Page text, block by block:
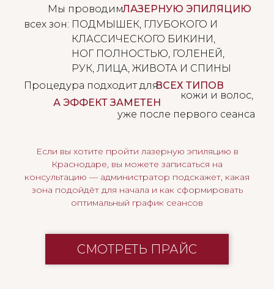
ПОДМЫШЕК, ГЛУБОКОГО И
КЛАССИЧЕСКОГО БИКИНИ,
НОГ ПОЛНОСТЬЮ, ГОЛЕНЕЙ,
РУК, ЛИЦА, ЖИВОТА И СПИНЫ
ЛАЗЕРНУЮ ЭПИЛЯЦИЮ
всех зон:
Мы проводим
А ЭФФЕКТ ЗАМЕТЕН
уже после первого сеанса
ВСЕХ ТИПОВ
кожи и волос,
Процедура подходит для
Если вы хотите пройти лазерную эпиляцию в
Краснодаре, вы можете записаться на
консультацию — администратор подскажет, какая
зона подойдёт для начала и как сформировать
оптимальный график сеансов
СМОТРЕТЬ ПРАЙС